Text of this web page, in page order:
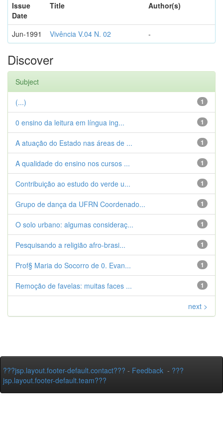
Issue
Date
Title Author(s)
Jun-1991 Vivência V.04 N. 02 -
Discover
Subject
1
(...)
1
0 ensino da leitura em língua ing...
1
A atuação do Estado nas áreas de ...
1
A qualidade do ensino nos cursos ...
1
Contribuição ao estudo do verde u...
1
Grupo de dança da UFRN Coordenado...
1
O solo urbano: algumas consideraç...
1
Pesquisando a religião afro-brasi...
1
Prof§ Maria do Socorro de 0. Evan...
1
Remoção de favelas: muitas faces ...
next >
???jsp.layout.footer-default.contact??? - Feedback - ???
jsp.layout.footer-default.team???